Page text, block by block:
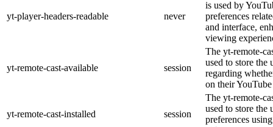
yt-player-headers-readable never
is used by
preferences
and interface,
viewing
yt-remote-cast-available session
The yt-remote-
used to store the
regarding
on their
yt-remote-cast-installed session
The yt-remote-
used to store the
preferences